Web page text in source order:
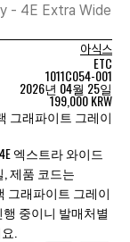
- 4E Extra Wide
아식스
ETC
1011C054-001
2026년 04월 25일
199,000 KRW
그래파이트 그레이
엑스트라 와이드
제품 코드는
그래파이트 그레이
중이니 발매처별
.